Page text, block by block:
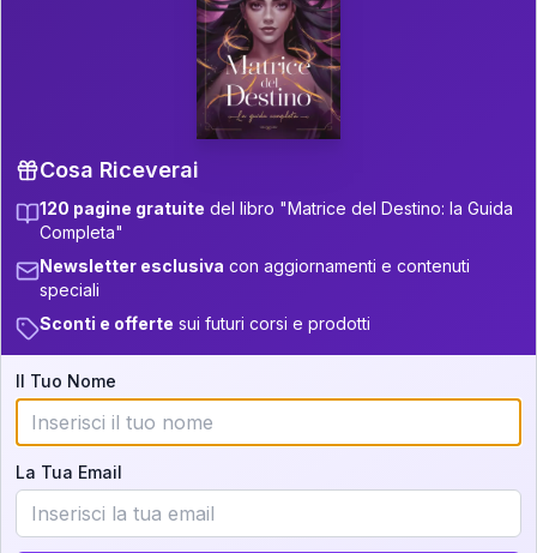
P.S. Interpretazione parziale
gratuita
Scorri più in basso per vedere
un'interpretazione parziale gratuita della tua
Iscriviti alla newsletter per ricevere
aggiornamenti quando sarà disponibile.
Cosa scoprirete nella vostra
interpretazione:
💕 Come rafforzare la vostra unione
Cosa Riceverai
120 pagine gratuite del libro "Matrice del Destino: la Guida
Completa"
Newsletter esclusiva con aggiornamenti e contenuti
speciali
Sconti e offerte sui futuri corsi e prodotti
Il Tuo Nome
La Tua Email